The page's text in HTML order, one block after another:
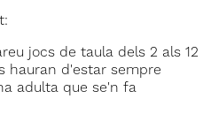
jocs de taula dels 2 als 12
hauran d'estar sempre
adulta que se'n fa